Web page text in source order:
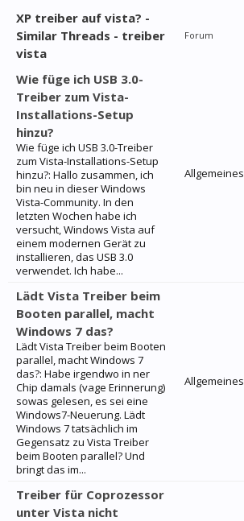
XP treiber auf vista? -
Similar Threads - treiber
vista
Forum
Wie füge ich USB 3.0-
Treiber zum Vista-
Installations-Setup
hinzu?
Wie füge ich USB 3.0-Treiber
zum Vista-Installations-Setup
hinzu?: Hallo zusammen, ich
bin neu in dieser Windows
Vista-Community. In den
letzten Wochen habe ich
versucht, Windows Vista auf
einem modernen Gerät zu
installieren, das USB 3.0
verwendet. Ich habe...
Allgemeines
Lädt Vista Treiber beim
Booten parallel, macht
Windows 7 das?
Lädt Vista Treiber beim Booten
parallel, macht Windows 7
das?: Habe irgendwo in ner
Chip damals (vage Erinnerung)
sowas gelesen, es sei eine
Windows7-Neuerung. Lädt
Windows 7 tatsächlich im
Gegensatz zu Vista Treiber
beim Booten parallel? Und
bringt das im...
Allgemeines
Treiber für Coprozessor
unter Vista nicht